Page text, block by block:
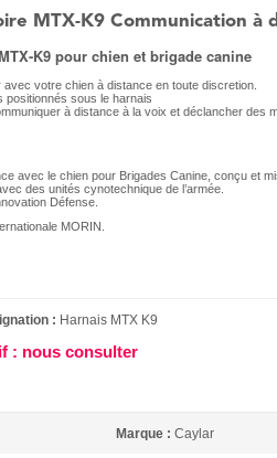
MTX-K9 Communication à
K9 pour chien et brigade canine
avec votre chien à distance en toute discretion.
positionnés sous le harnais
à distance à la voix et déclancher des
avec le chien pour Brigades Canine, conçu et
des unités cynotechnique de l’armée.
Défense.
MORIN.
: Harnais MTX K9
: nous consulter
Marque : Caylar